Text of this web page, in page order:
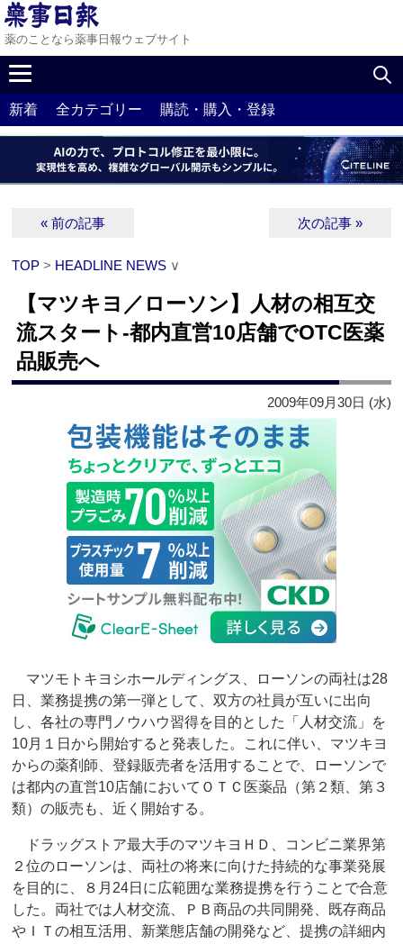
薬のことなら薬事日報ウェブサイト
新着 全カテゴリー 購読・購入・登録
« 前の記事 次の記事 »
TOP > HEADLINE NEWS ∨
【マツキヨ／ローソン】人材の相互交
流スタート‐都内直営10店舗でOTC医薬
品販売へ
2009年09月30日 (水)
マツモトキヨシホールディングス、ローソンの両社は28
日、業務提携の第一弾として、双方の社員が互いに出向
し、各社の専門ノウハウ習得を目的とした「人材交流」を
10月１日から開始すると発表した。これに伴い、マツキヨ
からの薬剤師、登録販売者を活用することで、ローソンで
は都内の直営10店舗においてＯＴＣ医薬品（第２類、第３
類）の販売も、近く開始する。
ドラッグストア最大手のマツキヨＨＤ、コンビニ業界第
２位のローソンは、両社の将来に向けた持続的な事業発展
を目的に、８月24日に広範囲な業務提携を行うことで合意
した。両社では人材交流、ＰＢ商品の共同開発、既存商品
やＩＴの相互活用、新業態店舗の開発など、提携の詳細内